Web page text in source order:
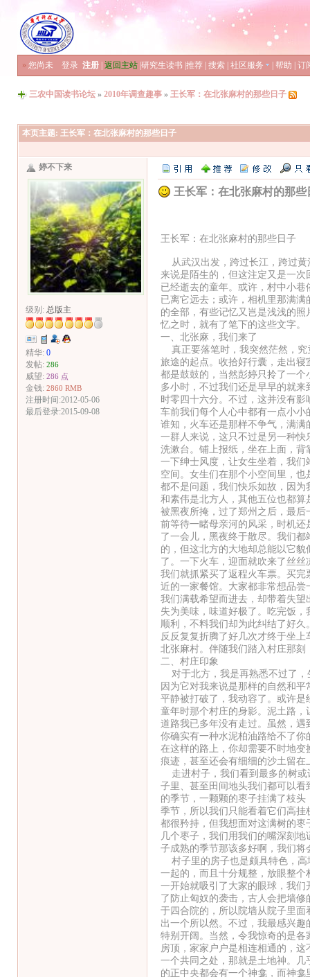
» 您尚未 登录 注册 返回主站 研究生读书 推荐 搜索 社区服务 帮助 订
三农中国读书论坛 » 2010年调查趣事 » 王长军：在北张麻村的那些日子
本页主题: 王长军：在北张麻村的那些日子
婷不下来
级别: 总版主
精华: 0
发帖: 286
威望: 286 点
金钱: 2860 RMB
注册时间:2012-05-06
最后登录:2015-09-08
王长军：在北张麻村的那些
王长军：在北张麻村的那些日子
从武汉出发，跨过长江，跨过黄
来说是陌生的，但这注定又是一
已经逝去的童年。或许，村中小
已离它远去；或许，相机里那满
的全部，有些记忆又岂是浅浅的
忆之时，就有了笔下的这些文字。
一、北张麻，我们来了
真正要落笔时，我突然茫然，究
旅途的起点。收拾好行囊，走出
都是鼓鼓的，当然彭婷只拎了一
多小时，不过我们还是早早的就
时零四十六分。不过，这并没有
车前我们每个人心中都有一点小
谁知，火车还是那样不争气，满
一群人来说，这只不过是另一种
洗漱台。铺上报纸，坐在上面，
一下绅士风度，让女生坐着，我
空间。女生们在那个小空间里，
都不是问题，我们快乐如故，因
和素伟是北方人，其他五位也都
被黑夜所掩，过了郑州之后，最
前等待一睹母亲河的风采，时机
了一会儿，黑夜终于散尽。我们
的，但这北方的大地却总能以它
了。一下火车，迎面就吹来了丝
我们就抓紧买了返程火车票。买
近的一家餐馆。大家都非常想品
我们满载希望而进去，却带着失
失为美味，味道好极了。吃完饭
顺利，不料我们却为此纠结了好
反反复复折腾了好几次才终于坐
北张麻村。伴随我们踏入村庄那刻
二、村庄印象
对于北方，我是再熟悉不过了，
因为它对我来说是那样的自然和
平静被打破了，我动容了。或许
童年时那个村庄的身影。泥土路
道路我已多年没有走过。虽然，
你确实有一种水泥柏油路给不了
在这样的路上，你却需要不时地
痕迹，甚至还会有细细的沙土留
走进村子，我们看到最多的树或
子里、甚至田间地头我们都可以
的季节，一颗颗的枣子挂满了枝
季节，所以我们只能看着它们高
都很矜持，但我想面对这满树的
几个枣子，我们用我们的嘴深刻
子成熟的季节那该多好啊，我们将
村子里的房子也是颇具特色，高
一起的，而且十分规整，放眼整
一开始就吸引了大家的眼球，我
了防止匈奴的袭击，古人会把墙
于四合院的，所以院墙从院子里
出一个所以然。不过，我最感兴
特别开阔。当然，令我惊奇的是
房顶，家家户户是相连相通的，
一个共同之处，那就是土地神。
的正中央都会有一个神龛，而神